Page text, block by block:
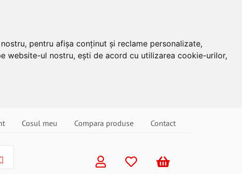
pentru afișa conținut și reclame personalizate,
website-ul nostru, ești de acord cu utilizarea cookie-urilor,
Cosul meu Compara produse Contact